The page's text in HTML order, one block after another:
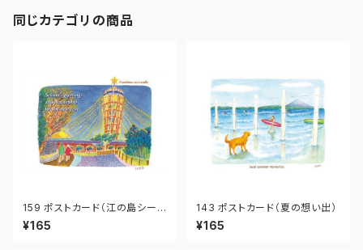
同じカテゴリの商品
159 ポストカード（江の島シーキ
ャンドル）
¥165
143 ポストカード（夏の想い出）
¥165